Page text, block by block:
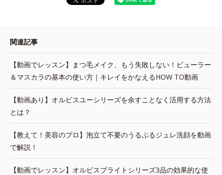
関連記事
【動画でレッスン】まつ毛メイク、もう失敗しない！ビューラー
＆マスカラの基本の使い方｜キレイをかなえるHOW TO動画
【動画あり】オルビスユーシリーズを余すことなく活用する方法
とは？
【教えて！美容のプロ】泡立て不要のうるぷるジュレ洗顔を動画
で解説！
【動画でレッスン】オルビスブライトシリーズ3品の効果的な使